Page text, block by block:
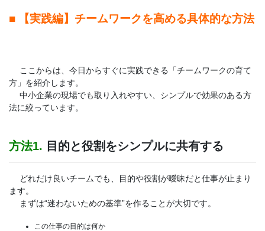
■ 【実践編】チームワークを高める具体的な方法
ここからは、今日からすぐに実践できる「チームワークの育て
方」を紹介します。
中小企業の現場でも取り入れやすい、シンプルで効果のある方
法に絞っています。
方法1. 目的と役割をシンプルに共有する
どれだけ良いチームでも、目的や役割が曖昧だと仕事が止まり
ます。
まずは“迷わないための基準”を作ることが大切です。
この仕事の目的は何か